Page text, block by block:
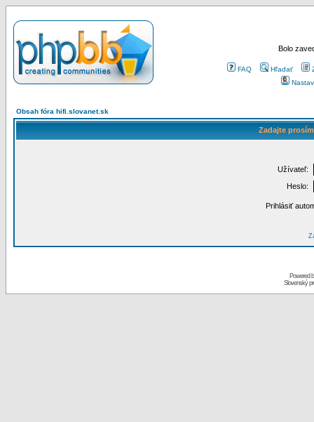
Bolo
FAQ Hľadať
Obsah fóra hifi.slovanet.sk
Zadajte
Užívateľ:
Heslo:
Prihlásiť
Powered
Slovenský